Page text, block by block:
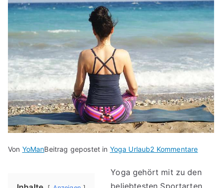
Von YoManBeitrag gepostet in Yoga Urlaub2 Kommentarezu
Urlaub
am
Yoga gehört mit zu den